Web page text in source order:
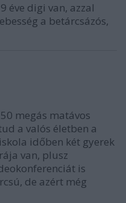
éve digi van, azzal
a betárcsázós,
megás matávos
a valós életben a
időben két gyerek
van, plusz
is
de azért még